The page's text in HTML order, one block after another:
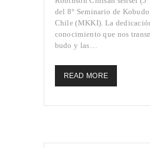
del 8° Seminario de
Chile (MKKI). La
conocimiento que nos
budo y las…
READ MORE